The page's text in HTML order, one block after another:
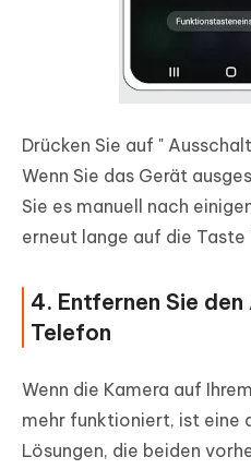
Drücken Sie auf "
Wenn Sie das Gerät
Sie es manuell nach
erneut lange auf die Taste
4. Entfernen Sie
Telefon
Wenn die Kamera auf
mehr funktioniert, ist eine
Lösungen, die beiden